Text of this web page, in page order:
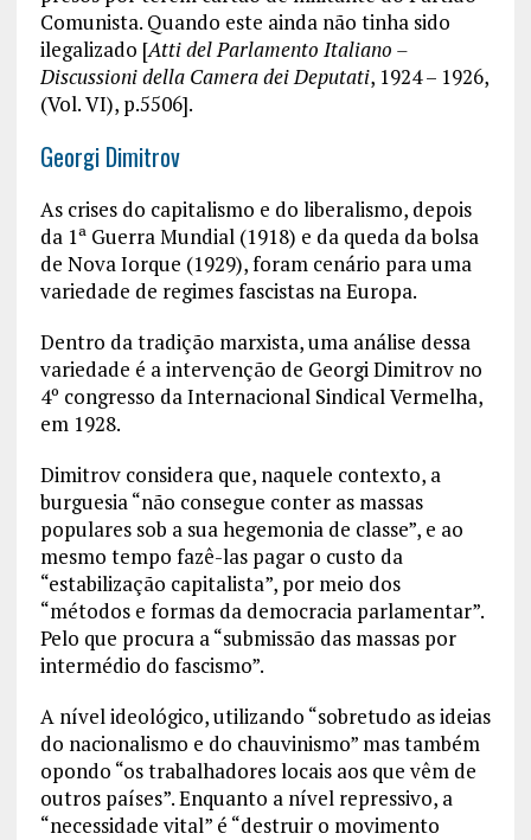
Comunista. Quando este ainda não tinha sido
ilegalizado [Atti del Parlamento Italiano –
Discussioni della Camera dei Deputati, 1924 – 1926,
(Vol. VI), p.5506].
Georgi Dimitrov
As crises do capitalismo e do liberalismo, depois
da 1ª Guerra Mundial (1918) e da queda da bolsa
de Nova Iorque (1929), foram cenário para uma
variedade de regimes fascistas na Europa.
Dentro da tradição marxista, uma análise dessa
variedade é a intervenção de Georgi Dimitrov no
4º congresso da Internacional Sindical Vermelha,
em 1928.
Dimitrov considera que, naquele contexto, a
burguesia “não consegue conter as massas
populares sob a sua hegemonia de classe”, e ao
mesmo tempo fazê-las pagar o custo da
“estabilização capitalista”, por meio dos
“métodos e formas da democracia parlamentar”.
Pelo que procura a “submissão das massas por
intermédio do fascismo”.
A nível ideológico, utilizando “sobretudo as ideias
do nacionalismo e do chauvinismo” mas também
opondo “os trabalhadores locais aos que vêm de
outros países”. Enquanto a nível repressivo, a
“necessidade vital” é “destruir o movimento